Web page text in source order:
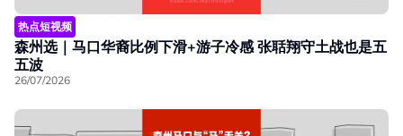
热点短视频
森州选｜马口华裔比例下滑+游子冷感 张聒翔守土战也是五
五波
26/07/2026